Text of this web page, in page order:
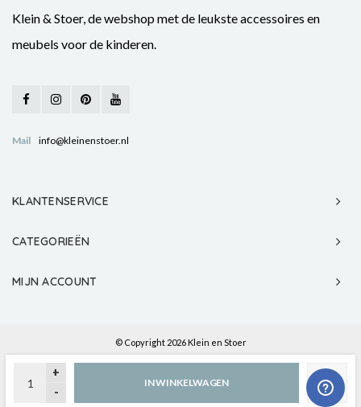
+
-
IN WINKELWAGEN
Klein & Stoer, de webshop met de leukste accessoires en
meubels voor de kinderen.
Mail info@kleinenstoer.nl
KLANTENSERVICE
CATEGORIEËN
MIJN ACCOUNT
© Copyright 2026 Klein en Stoer